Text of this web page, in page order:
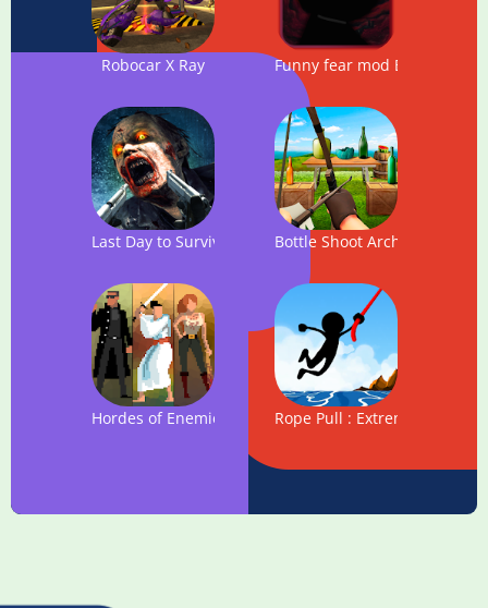
Robocar X Ray Funny fear mod Bob
Last Day to Survive - FREE Zombie Survival Game
Bottle Shoot Archery
Hordes of Enemies Rope Pull : Extreme Swing